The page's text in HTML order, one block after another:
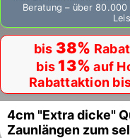
Beratung – über
bis 38%
bis 13% auf
Rabattaktion
4cm "Extra dicke"
Zaunlängen zum